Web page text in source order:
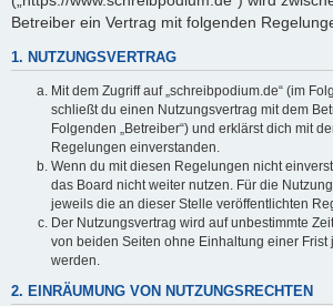
Betreiber ein Vertrag mit folgenden
1. NUTZUNGSVERTRAG
Mit dem Zugriff auf „schreibpodium.de“ (im
schließt du einen Nutzungsvertrag mit dem
Folgenden „Betreiber“) und erklärst dich mit
Regelungen einverstanden.
Wenn du mit diesen Regelungen nicht
das Board nicht weiter nutzen. Für die
jeweils die an dieser Stelle veröffentlichten
Der Nutzungsvertrag wird auf unbestimmte
von beiden Seiten ohne Einhaltung einer Frist
werden.
2. EINRÄUMUNG VON NUTZUNGSRECHTEN